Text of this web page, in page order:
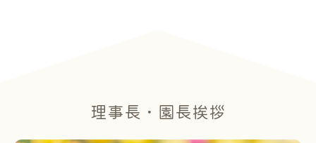
理事長・園長挨拶